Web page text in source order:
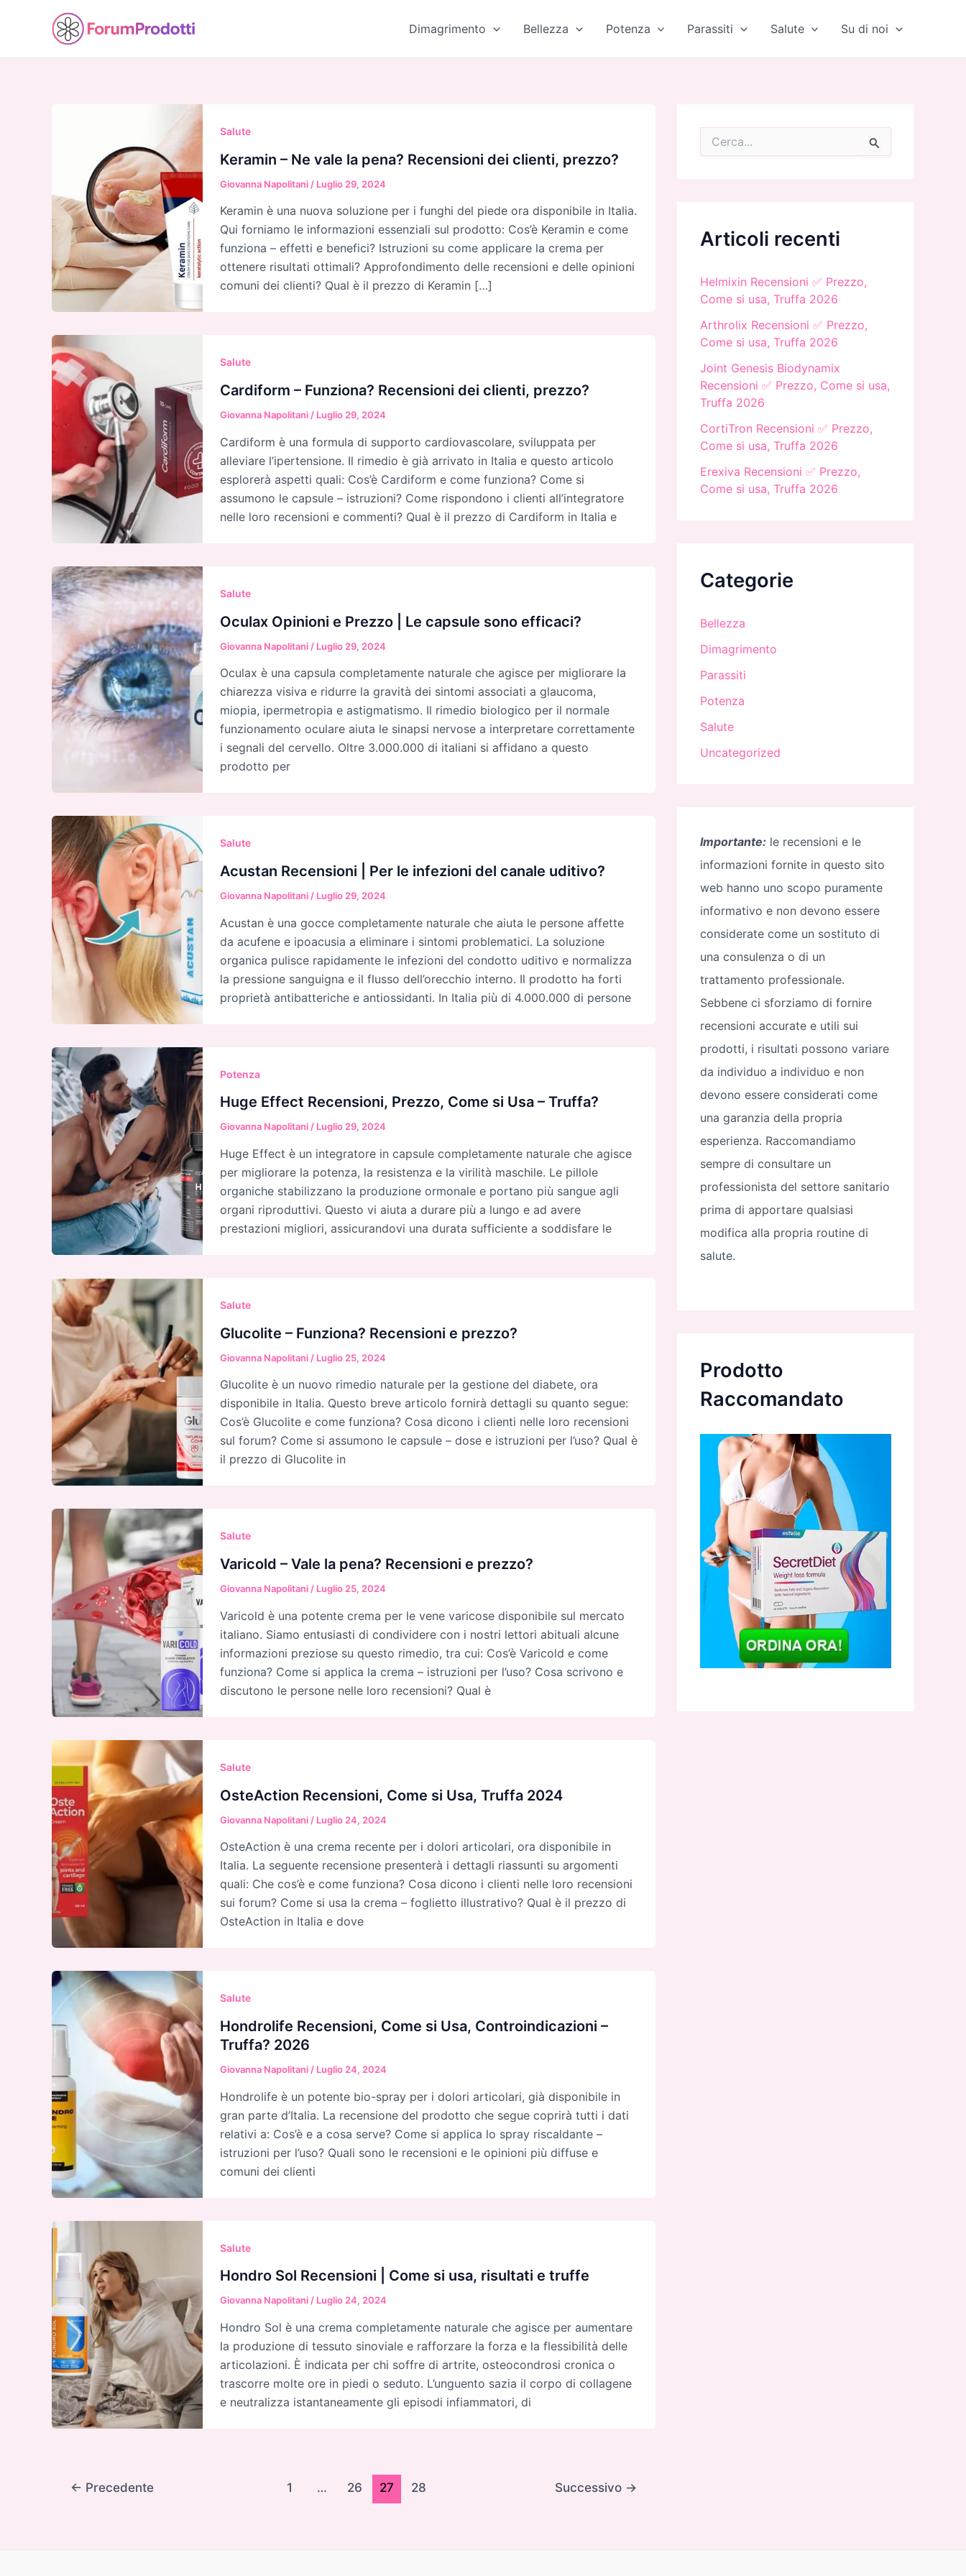
Dimagrimento Bellezza Potenza Parassiti Salute Su di noi
Salute
Keramin – Ne vale la pena? Recensioni dei clienti, prezzo?
Giovanna Napolitani / Luglio 29, 2024
Keramin è una nuova soluzione per i funghi del piede ora disponibile in Italia.
Qui forniamo le informazioni essenziali sul prodotto: Cos’è Keramin e come
funziona – effetti e benefici? Istruzioni su come applicare la crema per
ottenere risultati ottimali? Approfondimento delle recensioni e delle opinioni
comuni dei clienti? Qual è il prezzo di Keramin […]
Salute
Cardiform – Funziona? Recensioni dei clienti, prezzo?
Giovanna Napolitani / Luglio 29, 2024
Cardiform è una formula di supporto cardiovascolare, sviluppata per
alleviare l’ipertensione. Il rimedio è già arrivato in Italia e questo articolo
esplorerà aspetti quali: Cos’è Cardiform e come funziona? Come si
assumono le capsule – istruzioni? Come rispondono i clienti all’integratore
nelle loro recensioni e commenti? Qual è il prezzo di Cardiform in Italia e
Salute
Oculax Opinioni e Prezzo | Le capsule sono efficaci?
Giovanna Napolitani / Luglio 29, 2024
Oculax è una capsula completamente naturale che agisce per migliorare la
chiarezza visiva e ridurre la gravità dei sintomi associati a glaucoma,
miopia, ipermetropia e astigmatismo. Il rimedio biologico per il normale
funzionamento oculare aiuta le sinapsi nervose a interpretare correttamente
i segnali del cervello. Oltre 3.000.000 di italiani si affidano a questo
prodotto per
Salute
Acustan Recensioni | Per le infezioni del canale uditivo?
Giovanna Napolitani / Luglio 29, 2024
Acustan è una gocce completamente naturale che aiuta le persone affette
da acufene e ipoacusia a eliminare i sintomi problematici. La soluzione
organica pulisce rapidamente le infezioni del condotto uditivo e normalizza
la pressione sanguigna e il flusso dell’orecchio interno. Il prodotto ha forti
proprietà antibatteriche e antiossidanti. In Italia più di 4.000.000 di persone
Potenza
Huge Effect Recensioni, Prezzo, Come si Usa – Truffa?
Giovanna Napolitani/ Luglio 29, 2024
Huge Effect è un integratore in capsule completamente naturale che agisce
per migliorare la potenza, la resistenza e la virilità maschile. Le pillole
organiche stabilizzano la produzione ormonale e portano più sangue agli
organi riproduttivi. Questo vi aiuta a durare più a lungo e ad avere
prestazioni migliori, assicurandovi una durata sufficiente a soddisfare le
Salute
Glucolite – Funziona? Recensioni e prezzo?
Giovanna Napolitani / Luglio 25, 2024
Glucolite è un nuovo rimedio naturale per la gestione del diabete, ora
disponibile in Italia. Questo breve articolo fornirà dettagli su quanto segue:
Cos’è Glucolite e come funziona? Cosa dicono i clienti nelle loro recensioni
sul forum? Come si assumono le capsule – dose e istruzioni per l’uso? Qual è
il prezzo di Glucolite in
Salute
Varicold – Vale la pena? Recensioni e prezzo?
Giovanna Napolitani / Luglio 25, 2024
Varicold è una potente crema per le vene varicose disponibile sul mercato
italiano. Siamo entusiasti di condividere con i nostri lettori abituali alcune
informazioni preziose su questo rimedio, tra cui: Cos’è Varicold e come
funziona? Come si applica la crema – istruzioni per l’uso? Cosa scrivono e
discutono le persone nelle loro recensioni? Qual è
Salute
OsteAction Recensioni, Come si Usa, Truffa 2024
Giovanna Napolitani / Luglio 24, 2024
OsteAction è una crema recente per i dolori articolari, ora disponibile in
Italia. La seguente recensione presenterà i dettagli riassunti su argomenti
quali: Che cos’è e come funziona? Cosa dicono i clienti nelle loro recensioni
sui forum? Come si usa la crema – foglietto illustrativo? Qual è il prezzo di
OsteAction in Italia e dove
Salute
Hondrolife Recensioni, Come si Usa, Controindicazioni –
Truffa? 2026
Giovanna Napolitani / Luglio 24, 2024
Hondrolife è un potente bio-spray per i dolori articolari, già disponibile in
gran parte d’Italia. La recensione del prodotto che segue coprirà tutti i dati
relativi a: Cos’è e a cosa serve? Come si applica lo spray riscaldante –
istruzioni per l’uso? Quali sono le recensioni e le opinioni più diffuse e
comuni dei clienti
Salute
Hondro Sol Recensioni | Come si usa, risultati e truffe
Giovanna Napolitani/ Luglio 24, 2024
Hondro Sol è una crema completamente naturale che agisce per aumentare
la produzione di tessuto sinoviale e rafforzare la forza e la flessibilità delle
articolazioni. È indicata per chi soffre di artrite, osteocondrosi cronica o
trascorre molte ore in piedi o seduto. L’unguento sazia il corpo di collagene
e neutralizza istantaneamente gli episodi infiammatori, di
Paginazione
← Precedente 1 … 26 27 28 Successivo →
Articoli recenti
Helmixin Recensioni ✅ Prezzo,
Come si usa, Truffa 2026
Arthrolix Recensioni ✅ Prezzo,
Come si usa, Truffa 2026
Joint Genesis Biodynamix
Recensioni ✅ Prezzo, Come si usa,
Truffa 2026
CortiTron Recensioni ✅ Prezzo,
Come si usa, Truffa 2026
Erexiva Recensioni ✅ Prezzo,
Come si usa, Truffa 2026
Categorie
Bellezza
Dimagrimento
Parassiti
Potenza
Salute
Uncategorized
Importante: le recensioni e le
informazioni fornite in questo sito
web hanno uno scopo puramente
informativo e non devono essere
considerate come un sostituto di
una consulenza o di un
trattamento professionale.
Sebbene ci sforziamo di fornire
recensioni accurate e utili sui
prodotti, i risultati possono variare
da individuo a individuo e non
devono essere considerati come
una garanzia della propria
esperienza. Raccomandiamo
sempre di consultare un
professionista del settore sanitario
prima di apportare qualsiasi
modifica alla propria routine di
salute.
Prodotto
Raccomandato